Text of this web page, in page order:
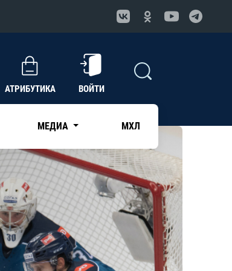
АТРИБУТИКА ВОЙТИ
МЕДИА МХЛ